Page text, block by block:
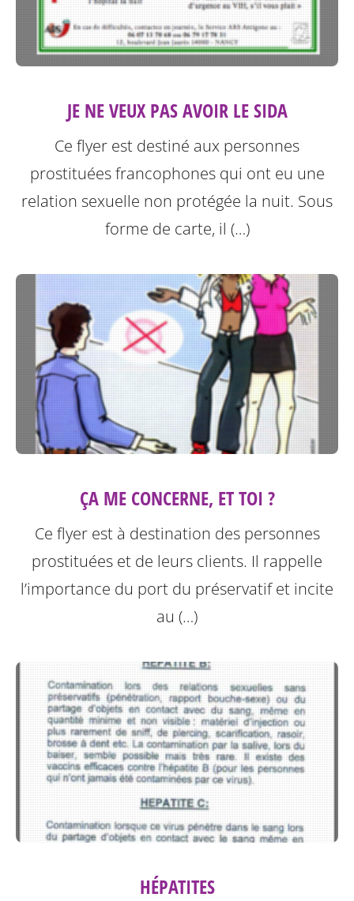
JE NE VEUX PAS AVOIR LE SIDA
Ce flyer est destiné aux personnes
prostituées francophones qui ont eu une
relation sexuelle non protégée la nuit. Sous
forme de carte, il (…)
ÇA ME CONCERNE, ET TOI ?
Ce flyer est à destination des personnes
prostituées et de leurs clients. Il rappelle
l’importance du port du préservatif et incite
au (…)
HÉPATITES